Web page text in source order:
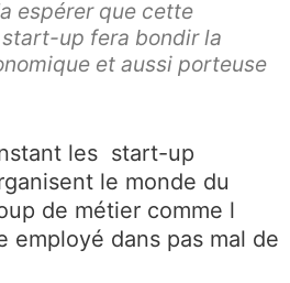
espérer que cette
up fera bondir la
et aussi porteuse
les start-up
le monde du
de métier comme l
employé dans pas mal de